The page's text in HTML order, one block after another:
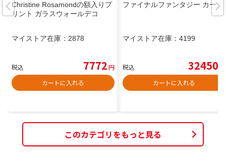
Christine Rosamondの額入りプ
リント ガラスウォールデコ
マイストア在庫： 2878
税込 7772円
カートに入れる
ファイナルファンタジー カード
マイストア在庫： 4199
税込 32450
カートに入れる
このカテゴリをもっと見る